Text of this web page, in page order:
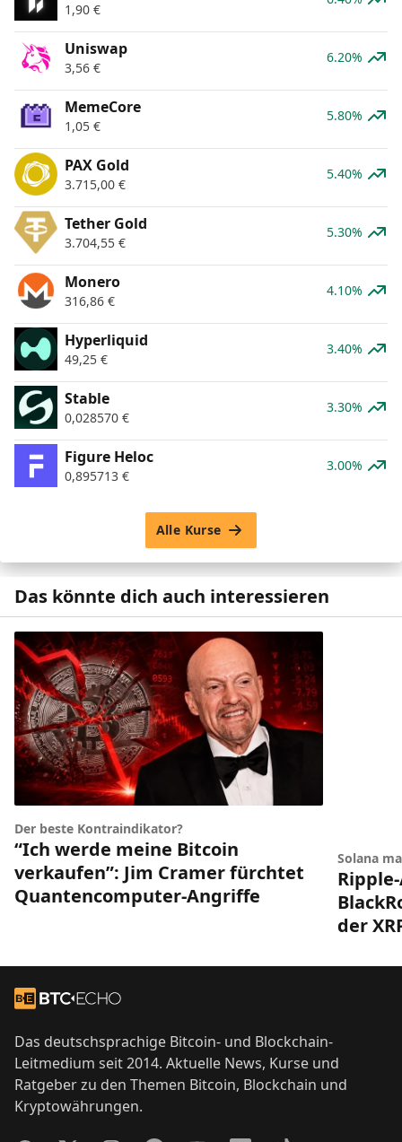
1,90 €
Uniswap
3,56 €
6.20%
MemeCore
1,05 €
5.80%
PAX Gold
3.715,00 €
5.40%
Tether Gold
3.704,55 €
5.30%
Monero
316,86 €
4.10%
Hyperliquid
49,25 €
3.40%
​​Stable
0,028570 €
3.30%
Figure Heloc
0,895713 €
3.00%
Alle Kurse
Das könnte dich auch interessieren
Der beste Kontraindikator?
“Ich werde meine Bitcoin
verkaufen”: Jim Cramer fürchtet
Quantencomputer-Angriffe
Solana
der
Zur Startseite
Das deutschsprachige Bitcoin- und Blockchain-
Leitmedium seit 2014. Aktuelle News, Kurse und
Ratgeber zu den Themen Bitcoin, Blockchain und
Kryptowährungen.